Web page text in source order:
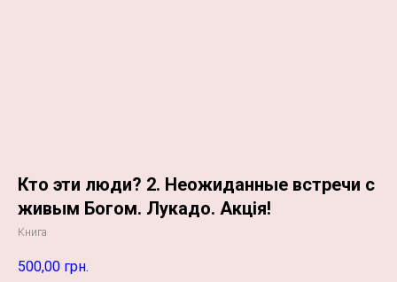
Кто эти люди? 2. Неожиданные встречи с
живым Богом. Лукадо. Акція!
Книга
500,00 грн.